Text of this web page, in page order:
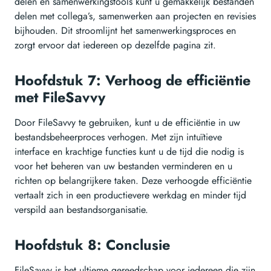
delen met collega’s, samenwerken aan projecten en revisies
bijhouden. Dit stroomlijnt het samenwerkingsproces en
zorgt ervoor dat iedereen op dezelfde pagina zit.
Hoofdstuk 7: Verhoog de efficiëntie
met FileSavvy
Door FileSavvy te gebruiken, kunt u de efficiëntie in uw
bestandsbeheerproces verhogen. Met zijn intuïtieve
interface en krachtige functies kunt u de tijd die nodig is
voor het beheren van uw bestanden verminderen en u
richten op belangrijkere taken. Deze verhoogde efficiëntie
vertaalt zich in een productievere werkdag en minder tijd
verspild aan bestandsorganisatie.
Hoofdstuk 8: Conclusie